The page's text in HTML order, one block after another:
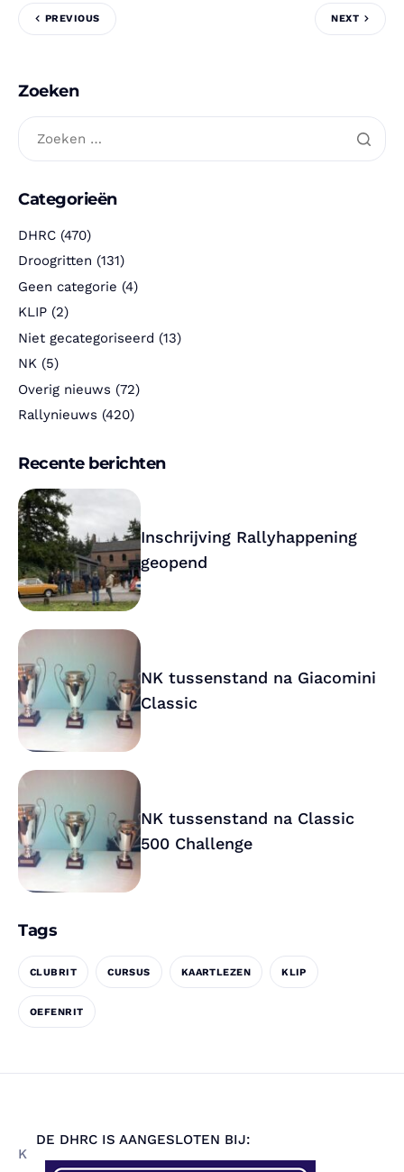
PREVIOUS NEXT
Zoeken
Categorieën
DHRC (470)
Droogritten (131)
Geen categorie (4)
KLIP (2)
Niet gecategoriseerd (13)
NK (5)
Overig nieuws (72)
Rallynieuws (420)
Recente berichten
Inschrijving Rallyhappening
geopend
NK tussenstand na Giacomini
Classic
NK tussenstand na Classic
500 Challenge
Tags
CLUBRIT CURSUS KAARTLEZEN KLIP
OEFENRIT
K
DE DHRC IS AANGESLOTEN BIJ: